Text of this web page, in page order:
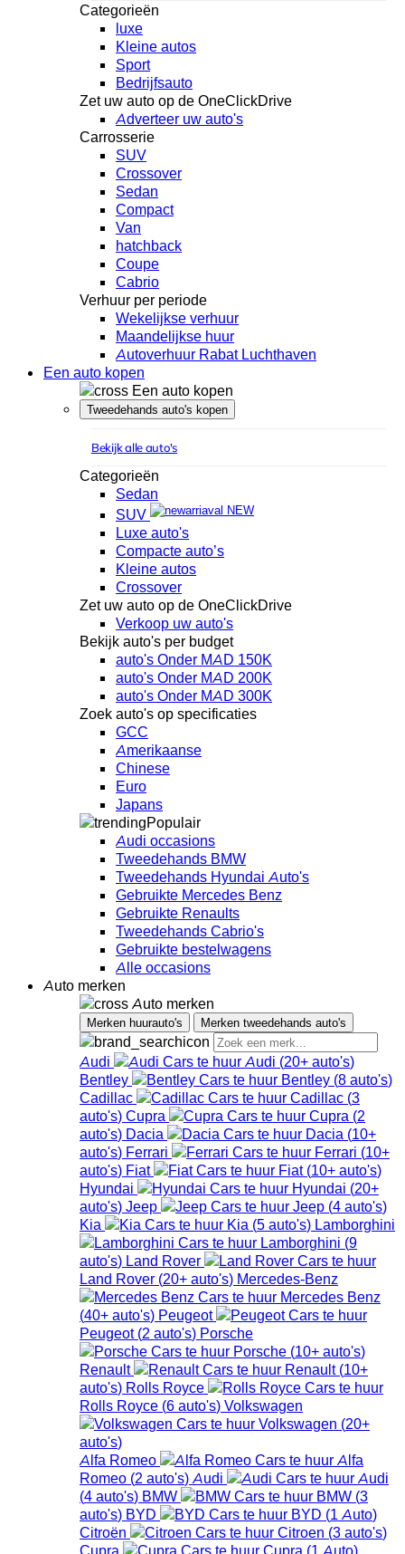
Categorieën
luxe
Kleine autos
Sport
Bedrijfsauto
Zet uw auto op de OneClickDrive
Adverteer uw auto's
Carrosserie
SUV
Crossover
Sedan
Compact
Van
hatchback
Coupe
Cabrio
Verhuur per periode
Wekelijkse verhuur
Maandelijkse huur
Autoverhuur Rabat Luchthaven
Een auto kopen
Een auto kopen
Tweedehands auto's kopen
Bekijk alle auto's
Categorieën
Sedan
SUV
NEW
Luxe auto's
Compacte auto’s
Kleine autos
Crossover
Zet uw auto op de OneClickDrive
Verkoop uw auto's
Bekijk auto's per budget
auto's Onder MAD 150K
auto's Onder MAD 200K
auto's Onder MAD 300K
Zoek auto's op specificaties
GCC
Amerikaanse
Chinese
Euro
Japans
Populair
Audi occasions
Tweedehands BMW
Tweedehands Hyundai Auto's
Gebruikte Mercedes Benz
Gebruikte Renaults
Tweedehands Cabrio's
Gebruikte bestelwagens
Alle occasions
Auto merken
Auto merken
Merken huurauto's Merken tweedehands auto's
Audi Audi (20+ auto's)
Bentley
Bentley (8 auto's)
Cadillac
Cadillac (3
auto's) Cupra Cupra (2
auto's) Dacia Dacia (10+
auto's) Ferrari Ferrari (10+
auto's) Fiat Fiat (10+ auto's)
Hyundai
Hyundai (20+
auto's) Jeep Jeep (4 auto's)
Kia
Kia (5 auto's) Lamborghini
Lamborghini (9
auto's) Land Rover
Land Rover (20+ auto's) Mercedes-Benz
Mercedes Benz
(40+ auto's) Peugeot
Peugeot (2 auto's) Porsche
Porsche (10+ auto's)
Renault
Renault (10+
auto's) Rolls Royce
Rolls Royce (6 auto's) Volkswagen
Volkswagen (20+
auto's)
Alfa Romeo
Alfa
Romeo (2 auto's) Audi
Audi
(4 auto's) BMW BMW (3
auto's) BYD BYD (1Auto)
Citroën
Citroen (3 auto's)